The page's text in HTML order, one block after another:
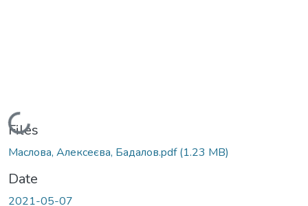
Loading...
Files
Маслова, Алексеєва, Бадалов.pdf(1.23 MB)
Date
2021-05-07